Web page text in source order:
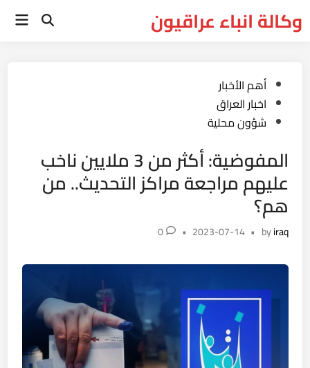
toوكالة انباء عراقيون Open
Posted
in
أهم الأخبار
اخبار العراق
شؤون محلية
المفوضية: أكثر من 3 ملايين ناخب
عليهم مراجعة مراكز التحديث.. من
هم؟
byiraq
•
2023-07-14
•
0